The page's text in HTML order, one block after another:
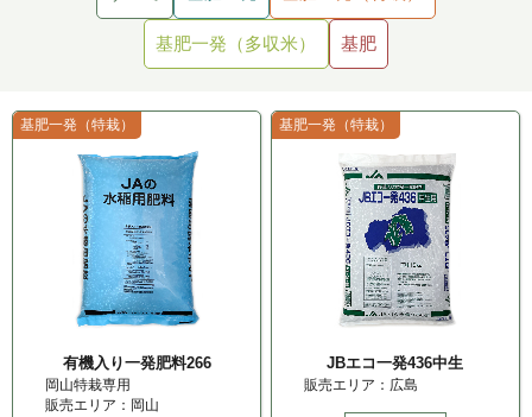
基肥一発（多収米） 基肥
基肥一発（特栽）
有機入り一発肥料266
岡山特栽専用
販売エリア：岡山
基肥一発（特栽）
JBエコ一発436中生
販売エリア：広島